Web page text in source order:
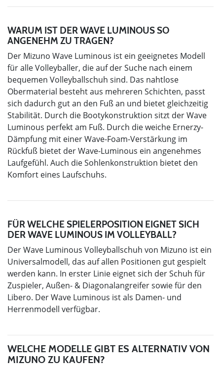
WARUM IST DER WAVE LUMINOUS SO
ANGENEHM ZU TRAGEN?
Der Mizuno Wave Luminous ist ein geeignetes Modell
für alle Volleyballer, die auf der Suche nach einem
bequemen Volleyballschuh sind. Das nahtlose
Obermaterial besteht aus mehreren Schichten, passt
sich dadurch gut an den Fuß an und bietet gleichzeitig
Stabilität. Durch die Bootykonstruktion sitzt der Wave
Luminous perfekt am Fuß. Durch die weiche Ernerzy-
Dämpfung mit einer Wave-Foam-Verstärkung im
Rückfuß bietet der Wave-Luminous ein angenehmes
Laufgefühl. Auch die Sohlenkonstruktion bietet den
Komfort eines Laufschuhs.
FÜR WELCHE SPIELERPOSITION EIGNET SICH
DER WAVE LUMINOUS IM VOLLEYBALL?
Der Wave Luminous Volleyballschuh von Mizuno ist ein
Universalmodell, das auf allen Positionen gut gespielt
werden kann. In erster Linie eignet sich der Schuh für
Zuspieler, Außen- & Diagonalangreifer sowie für den
Libero. Der Wave Luminous ist als Damen- und
Herrenmodell verfügbar.
WELCHE MODELLE GIBT ES ALTERNATIV VON
MIZUNO ZU KAUFEN?